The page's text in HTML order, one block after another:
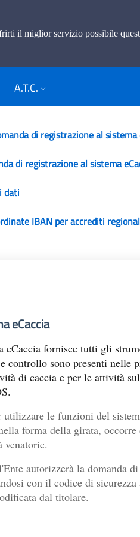
di selezione
A.T.C.
di registrazione al sistema
di registrazione al sistema
dati
IBAN per accrediti
eCaccia
eCaccia fornisce tutti gli
controllo sono presenti
di caccia e per le attività
utilizzare le funzioni del
forma della girata,
venatorie.
autorizzerà la domanda
con il codice di
dal titolare.
il miglior servizio possibile